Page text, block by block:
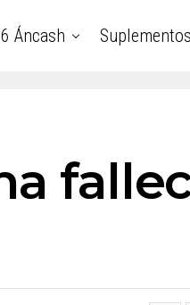
Áncash Suplementos